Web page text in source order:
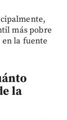
más pobre
la fuente
la